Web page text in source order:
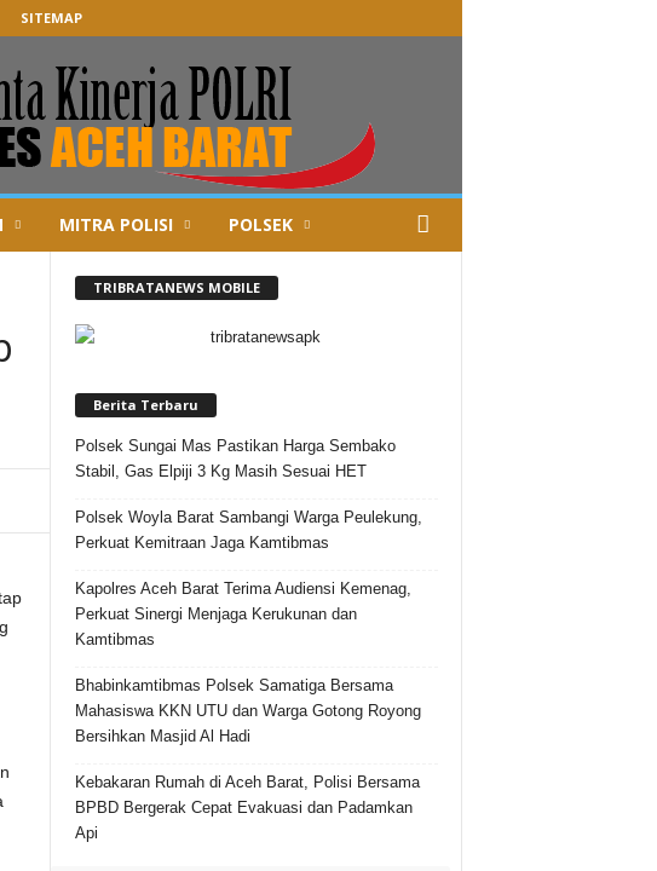
SITEMAP
MITRA POLISI POLSEK
TRIBRATANEWS MOBILE
Berita Terbaru
Polsek Sungai Mas Pastikan Harga Sembako
Stabil, Gas Elpiji 3 Kg Masih Sesuai HET
Polsek Woyla Barat Sambangi Warga Peulekung,
Perkuat Kemitraan Jaga Kamtibmas
Kapolres Aceh Barat Terima Audiensi Kemenag,
Perkuat Sinergi Menjaga Kerukunan dan
Kamtibmas
Bhabinkamtibmas Polsek Samatiga Bersama
Mahasiswa KKN UTU dan Warga Gotong Royong
Bersihkan Masjid Al Hadi
Kebakaran Rumah di Aceh Barat, Polisi Bersama
BPBD Bergerak Cepat Evakuasi dan Padamkan
Api